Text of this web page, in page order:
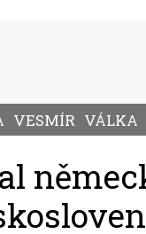
VESMÍR VÁLKA